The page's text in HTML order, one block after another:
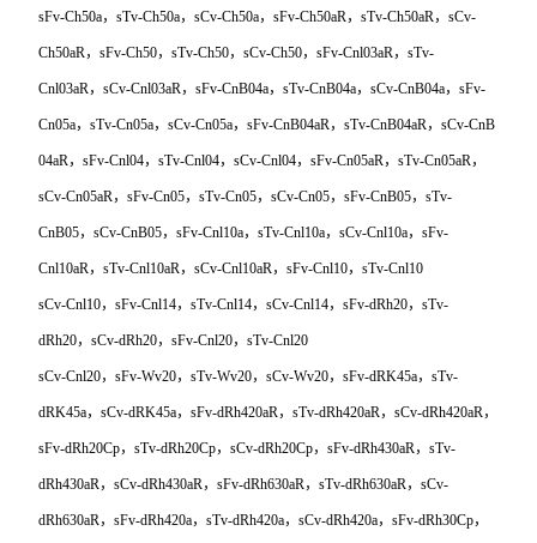
sFv-Ch50a，sTv-Ch50a，sCv-Ch50a，sFv-Ch50aR，sTv-Ch50aR，sCv-
Ch50aR，sFv-Ch50，sTv-Ch50，sCv-Ch50，sFv-Cnl03aR，sTv-
Cnl03aR，sCv-Cnl03aR，sFv-CnB04a，sTv-CnB04a，sCv-CnB04a，sFv-
Cn05a，sTv-Cn05a，sCv-Cn05a，sFv-CnB04aR，sTv-CnB04aR，sCv-CnB
04aR，sFv-Cnl04，sTv-Cnl04，sCv-Cnl04，sFv-Cn05aR，sTv-Cn05aR，
sCv-Cn05aR，sFv-Cn05，sTv-Cn05，sCv-Cn05，sFv-CnB05，sTv-
CnB05，sCv-CnB05，sFv-Cnl10a，sTv-Cnl10a，sCv-Cnl10a，sFv-
Cnl10aR，sTv-Cnl10aR，sCv-Cnl10aR，sFv-Cnl10，sTv-Cnl10
sCv-Cnl10，sFv-Cnl14，sTv-Cnl14，sCv-Cnl14，sFv-dRh20，sTv-
dRh20，sCv-dRh20，sFv-Cnl20，sTv-Cnl20
sCv-Cnl20，sFv-Wv20，sTv-Wv20，sCv-Wv20，sFv-dRK45a，sTv-
dRK45a，sCv-dRK45a，sFv-dRh420aR，sTv-dRh420aR，sCv-dRh420aR，
sFv-dRh20Cp，sTv-dRh20Cp，sCv-dRh20Cp，sFv-dRh430aR，sTv-
dRh430aR，sCv-dRh430aR，sFv-dRh630aR，sTv-dRh630aR，sCv-
dRh630aR，sFv-dRh420a，sTv-dRh420a，sCv-dRh420a，sFv-dRh30Cp，